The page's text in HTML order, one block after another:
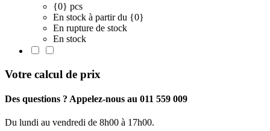
{0} pcs
En stock à partir du {0}
En rupture de stock
En stock
Votre calcul de prix
Des questions ? Appelez-nous au 011 559 009
Du lundi au vendredi de 8h00 à 17h00.